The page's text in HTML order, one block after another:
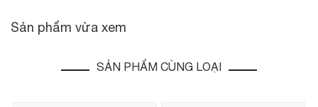
Sản phẩm vừa xem
SẢN PHẨM CÙNG LOẠI